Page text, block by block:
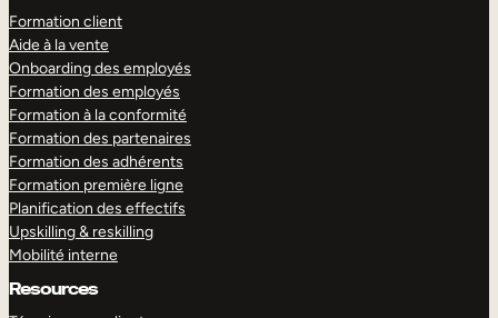
Formation client
Aide à la vente
Onboarding des employés
Formation des employés
Formation à la conformité
Formation des partenaires
Formation des adhérents
Formation première ligne
Planification des effectifs
Upskilling & reskilling
Mobilité interne
Resources